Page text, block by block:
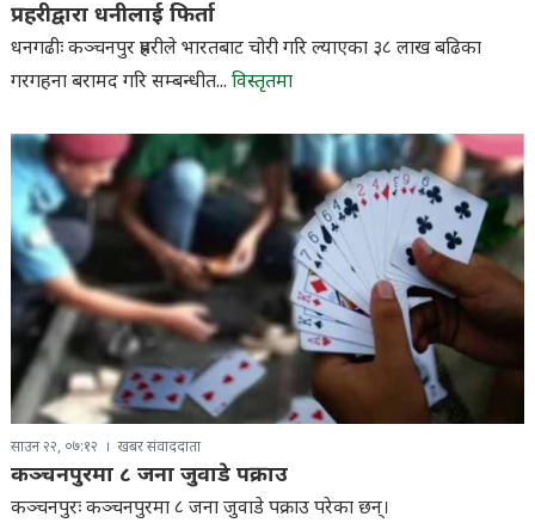
प्रहरीद्वारा धनीलाई फिर्ता
धनगढीः कञ्चनपुर प्रहरीले भारतबाट चोरी गरि ल्याएका ३८ लाख बढिका
गरगहना बरामद गरि सम्बन्धीत... विस्तृतमा
साउन २२, ०७:१२ खबर संवाददाता
कञ्चनपुरमा ८ जना जुवाडे पक्राउ
कञ्चनपुरः कञ्चनपुरमा ८ जना जुवाडे पक्राउ परेका छन्।